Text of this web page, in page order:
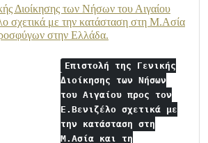
Διοίκησης των Νήσων του Αιγαίου
σχετικά με την κατάσταση στη Μ.Ασία
στην Ελλάδα.
Επιστολή της Γενικής
Διοίκησης των Νήσων
του Αιγαίου προς τον
Ε.Βενιζέλο σχετικά με
την κατάσταση στη
Μ.Ασία και τη